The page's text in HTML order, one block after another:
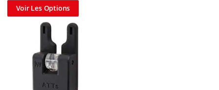
Voir Les Options